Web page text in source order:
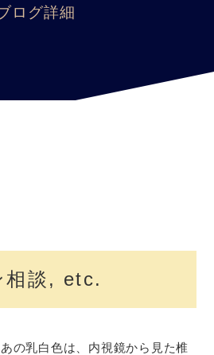
ログ詳細
相談, etc.
の乳白色は、内視鏡から見た椎